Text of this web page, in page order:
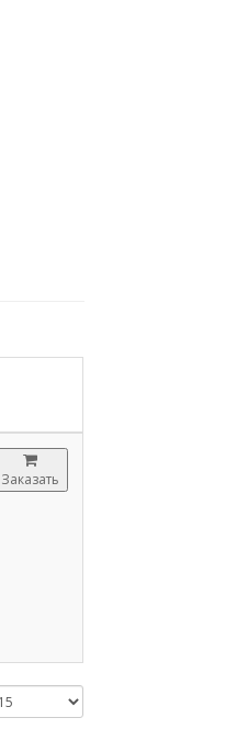
Заказать